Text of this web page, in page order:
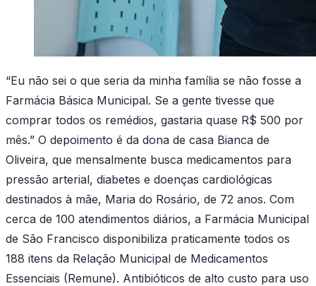
“Eu não sei o que seria da minha família se não fosse a
Farmácia Básica Municipal. Se a gente tivesse que
comprar todos os remédios, gastaria quase R$ 500 por
mês.” O depoimento é da dona de casa Bianca de
Oliveira, que mensalmente busca medicamentos para
pressão arterial, diabetes e doenças cardiológicas
destinados à mãe, Maria do Rosário, de 72 anos. Com
cerca de 100 atendimentos diários, a Farmácia Municipal
de São Francisco disponibiliza praticamente todos os
188 itens da Relação Municipal de Medicamentos
Essenciais (Remune). Antibióticos de alto custo para uso